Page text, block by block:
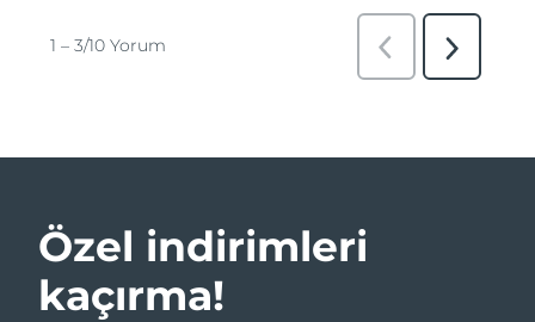
Özel indirimleri
kaçırma!